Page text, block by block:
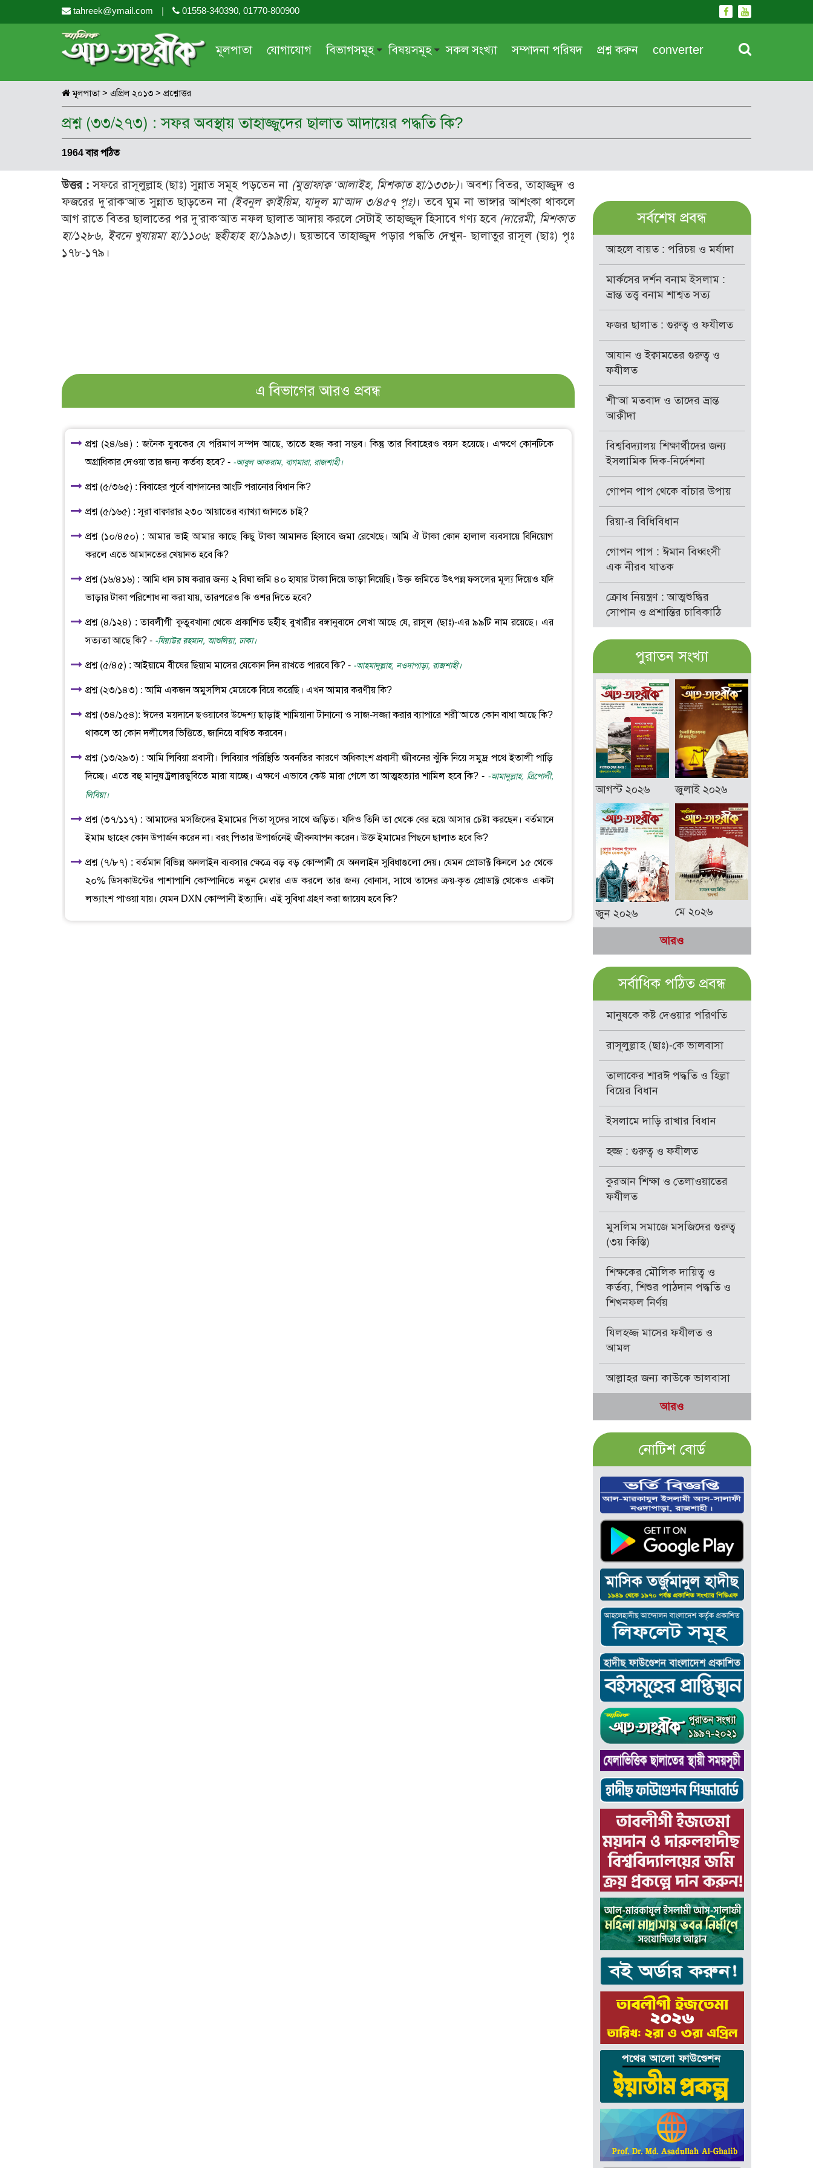
tahreek@ymail.com | 01558-340390, 01770-800900
মূলপাতা যোগাযোগ বিভাগসমূহ
দরসে কুরআন
সাময়িক প্রসঙ্গ
সময়ের ভাবনা
মহিলা অঙ্গন
বিষয়সমূহ
শিক্ষা ও সংস্কৃতি
পরকাল
নীতি-নৈতিকতা
তারবিয়াত
সকল সংখ্যা সম্পাদনা পরিষদ প্রশ্ন করুন converter
মূলপাতা> এপ্রিল ২০১৩ > প্রশ্নোত্তর
প্রশ্ন (৩৩/২৭৩) : সফর অবস্থায় তাহাজ্জুদের ছালাত আদায়ের পদ্ধতি কি?
1964 বার পঠিত
উত্তর : সফরে রাসূলুল্লাহ (ছাঃ) সুন্নাত সমূহ পড়তেন না (মুত্তাফাক্ব ‘আলাইহ, মিশকাত হা/১৩৩৮)। অবশ্য বিতর, তাহাজ্জুদ ও
ফজরের দু’রাক‘আত সুন্নাত ছাড়তেন না (ইবনুল ক্বাইয়িম, যাদুল মা‘আদ ৩/৪৫৭ পৃঃ)। তবে ঘুম না ভাঙ্গার আশংকা থাকলে
আগ রাতে বিতর ছালাতের পর দু’রাক‘আত নফল ছালাত আদায় করলে সেটাই তাহাজ্জুদ হিসাবে গণ্য হবে (দারেমী, মিশকাত
হা/১২৮৬, ইবনে খুযায়মা হা/১১০৬; ছহীহাহ হা/১৯৯৩)। ছয়ভাবে তাহাজ্জুদ পড়ার পদ্ধতি দেখুন- ছালাতুর রাসূল (ছাঃ) পৃঃ
১৭৮-১৭৯।
এ বিভাগের আরও প্রবন্ধ
প্রশ্ন (২৪/৬৪) : জনৈক যুবকের যে পরিমাণ সম্পদ আছে, তাতে হজ্জ করা সম্ভব। কিন্তু তার বিবাহেরও বয়স হয়েছে। এক্ষণে কোনটিকে
অগ্রাধিকার দেওয়া তার জন্য কর্তব্য হবে? - -আবুল আকরাম, বাগমারা, রাজশাহী।
প্রশ্ন (৫/৩৬৫) : বিবাহের পূর্বে বাগদানের আংটি পরানোর বিধান কি?
প্রশ্ন (৫/১৬৫) : সূরা বাক্বারার ২৩০ আয়াতের ব্যাখ্যা জানতে চাই?
প্রশ্ন (১০/৪৫০) : আমার ভাই আমার কাছে কিছু টাকা আমানত হিসাবে জমা রেখেছে। আমি ঐ টাকা কোন হালাল ব্যবসায়ে বিনিয়োগ
করলে এতে আমানতের খেয়ানত হবে কি?
প্রশ্ন (১৬/৪১৬) : আমি ধান চাষ করার জন্য ২ বিঘা জমি ৪০ হাযার টাকা দিয়ে ভাড়া নিয়েছি। উক্ত জমিতে উৎপন্ন ফসলের মূল্য দিয়েও যদি
ভাড়ার টাকা পরিশোধ না করা যায়, তারপরেও কি ওশর দিতে হবে?
প্রশ্ন (৪/১২৪) : তাবলীগী কুতুবখানা থেকে প্রকাশিত ছহীহ বুখারীর বঙ্গানুবাদে লেখা আছে যে, রাসূল (ছাঃ)-এর ৯৯টি নাম রয়েছে। এর
সত্যতা আছে কি? - -যিয়াউর রহমান, আশুলিয়া, ঢাকা।
প্রশ্ন (৫/৪৫) : আইয়ামে বীযের ছিয়াম মাসের যেকোন দিন রাখতে পারবে কি? - -আহমাদুল্লাহ, নওদাপাড়া, রাজশাহী।
প্রশ্ন (২৩/১৪৩) : আমি একজন অমুসলিম মেয়েকে বিয়ে করেছি। এখন আমার করণীয় কি?
প্রশ্ন (৩৪/১৫৪): ঈদের ময়দানে ছওয়াবের উদ্দেশ্য ছাড়াই শামিয়ানা টানানো ও সাজ-সজ্জা করার ব্যাপারে শরী‘আতে কোন বাধা আছে কি?
থাকলে তা কোন দলীলের ভিত্তিতে, জানিয়ে বাধিত করবেন।
প্রশ্ন (১৩/২৯৩) : আমি লিবিয়া প্রবাসী। লিবিয়ার পরিস্থিতি অবনতির কারণে অধিকাংশ প্রবাসী জীবনের ঝুঁকি নিয়ে সমুদ্র পথে ইতালী পাড়ি
দিচ্ছে। এতে বহু মানুষ ট্রলারডুবিতে মারা যাচ্ছে। এক্ষণে এভাবে কেউ মারা গেলে তা আত্মহত্যার শামিল হবে কি? - -আমানুল্লাহ, ত্রিপোলী,
লিবিয়া।
প্রশ্ন (৩৭/১১৭) : আমাদের মসজিদের ইমামের পিতা সূদের সাথে জড়িত। যদিও তিনি তা থেকে বের হয়ে আসার চেষ্টা করছেন। বর্তমানে
ইমাম ছাহেব কোন উপার্জন করেন না। বরং পিতার উপার্জনেই জীবনযাপন করেন। উক্ত ইমামের পিছনে ছালাত হবে কি?
প্রশ্ন (৭/৮৭) : বর্তমান বিভিন্ন অনলাইন ব্যবসার ক্ষেত্রে বড় বড় কোম্পানী যে অনলাইন সুবিধাগুলো দেয়। যেমন প্রোডাক্ট কিনলে ১৫ থেকে
২০% ডিসকাউন্টের পাশাপাশি কোম্পানিতে নতুন মেম্বার এড করলে তার জন্য বোনাস, সাথে তাদের ক্রয়-কৃত প্রোডাক্ট থেকেও একটা
লভ্যাংশ পাওয়া যায়। যেমন DXN কোম্পানী ইত্যাদি। এই সুবিধা গ্রহণ করা জায়েয হবে কি?
সর্বশেষ প্রবন্ধ
আহলে বায়ত : পরিচয় ও মর্যাদা
মার্কসের দর্শন বনাম ইসলাম :
ভ্রান্ত তত্ত্ব বনাম শাশ্বত সত্য
ফজর ছালাত : গুরুত্ব ও ফযীলত
আযান ও ইক্বামতের গুরুত্ব ও
ফযীলত
শী‘আ মতবাদ ও তাদের ভ্রান্ত
আক্বীদা
বিশ্ববিদ্যালয় শিক্ষার্থীদের জন্য
ইসলামিক দিক-নির্দেশনা
গোপন পাপ থেকে বাঁচার উপায়
রিয়া-র বিধিবিধান
গোপন পাপ : ঈমান বিধ্বংসী
এক নীরব ঘাতক
ক্রোধ নিয়ন্ত্রণ : আত্মশুদ্ধির
সোপান ও প্রশান্তির চাবিকাঠি
পুরাতন সংখ্যা
আগস্ট ২০২৬ জুলাই ২০২৬
জুন ২০২৬ মে ২০২৬
আরও
সর্বাধিক পঠিত প্রবন্ধ
মানুষকে কষ্ট দেওয়ার পরিণতি
রাসূলুল্লাহ (ছাঃ)-কে ভালবাসা
তালাকের শারঈ পদ্ধতি ও হিল্লা
বিয়ের বিধান
ইসলামে দাড়ি রাখার বিধান
হজ্জ : গুরুত্ব ও ফযীলত
কুরআন শিক্ষা ও তেলাওয়াতের
ফযীলত
মুসলিম সমাজে মসজিদের গুরুত্ব
(৩য় কিস্তি)
শিক্ষকের মৌলিক দায়িত্ব ও
কর্তব্য, শিশুর পাঠদান পদ্ধতি ও
শিখনফল নির্ণয়
যিলহজ্জ মাসের ফযীলত ও
আমল
আল্লাহর জন্য কাউকে ভালবাসা
আরও
নোটিশ বোর্ড